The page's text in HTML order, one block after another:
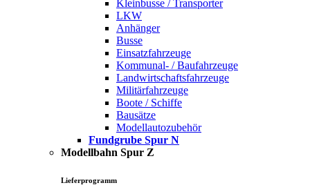
Kleinbusse / Transporter
LKW
Anhänger
Busse
Einsatzfahrzeuge
Kommunal- / Baufahrzeuge
Landwirtschaftsfahrzeuge
Militärfahrzeuge
Boote / Schiffe
Bausätze
Modellautozubehör
Fundgrube Spur N
Modellbahn Spur Z
Lieferprogramm